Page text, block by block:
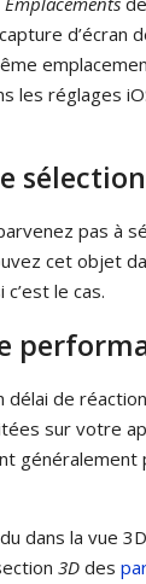
d’écran
les réglages
pas à
cet objet
le cas.
délai de
sur votre
généralement
dans la vue
3D des